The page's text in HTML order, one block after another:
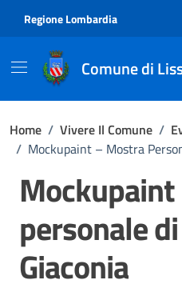
Regione Lombardia
Comune di
Home / Vivere Il Comune /
/ Mockupaint – Mostra
personale
Giaconia